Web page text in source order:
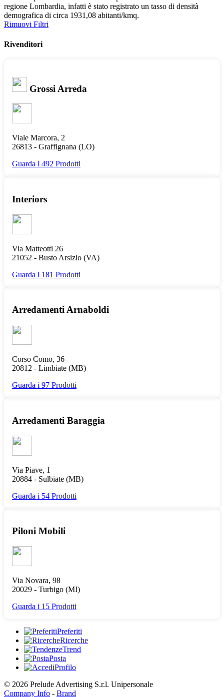
regione Lombardia, infatti è stato registrato un tasso di densità
demografica di circa 1931,08 abitanti/kmq.
Rimuovi Filtri
Rivenditori
Grossi Arreda
Viale Marcora, 2
26813 - Graffignana (LO)
Guarda i 492 Prodotti
Interiors
Via Matteotti 26
21052 - Busto Arsizio (VA)
Guarda i 181 Prodotti
Arredamenti Arnaboldi
Corso Como, 36
20812 - Limbiate (MB)
Guarda i 97 Prodotti
Arredamenti Baraggia
Via Piave, 1
20884 - Sulbiate (MB)
Guarda i 54 Prodotti
Piloni Mobili
Via Novara, 98
20029 - Turbigo (MI)
Guarda i 15 Prodotti
Preferiti
Ricerche
Trend
Posta
Profilo
© 2026 Prelude Advertising S.r.l. Unipersonale
Company Info - Brand